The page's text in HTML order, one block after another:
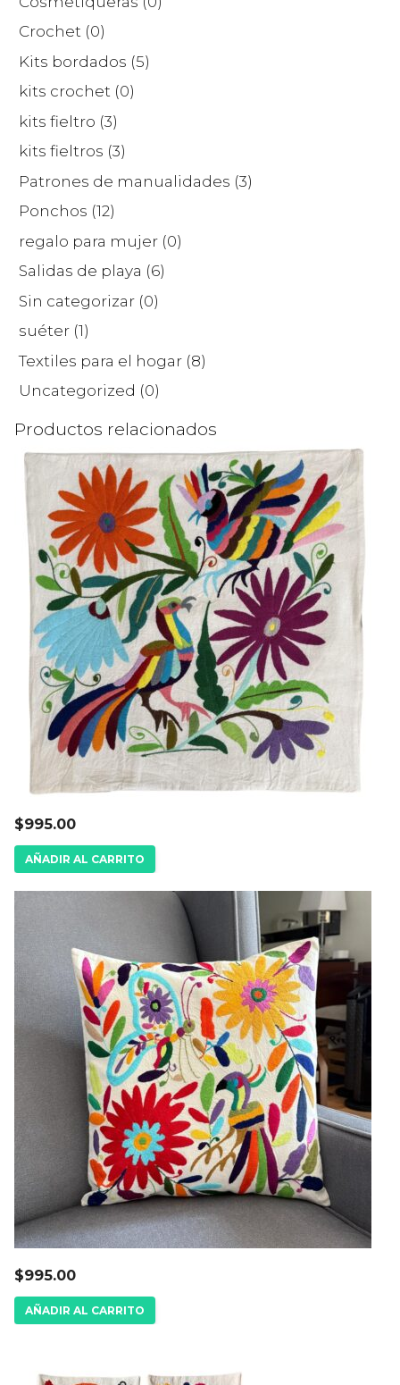
Crochet (0)
Kits bordados (5)
kits crochet (0)
kits fieltro (3)
kits fieltros (3)
Patrones de manualidades (3)
Ponchos (12)
regalo para mujer (0)
Salidas de playa (6)
Sin categorizar (0)
suéter (1)
Textiles para el hogar (8)
Uncategorized (0)
Productos relacionados
$995.00
AÑADIR AL CARRITO
$995.00
AÑADIR AL CARRITO